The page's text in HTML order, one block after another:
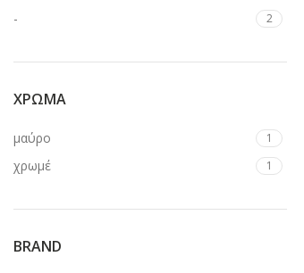
- 2
ΧΡΩΜΑ
μαύρο 1
χρωμέ 1
BRAND